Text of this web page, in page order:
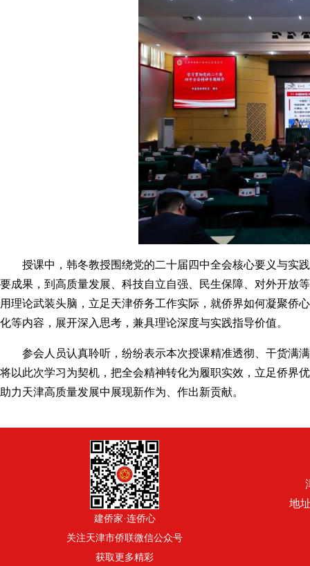
授课中，韩冬教授围绕党的二十届四中全会核心要义与实践
要成果，到高质量发展、科技自立自强、民生保障、对外开放
用理论武装头脑，立足天津侨务工作实际，就侨界如何凝聚侨
化等内容，展开深入思考，兼具理论深度与实践指导价值。
参会人员认真聆听，纷纷表示本次授课精准透彻、干货满满
将以此次学习为契机，把全会精神转化为履职实效，立足侨界
助力天津高质量发展中展现新作为、作出新贡献。
建侨家·连侨心
关注天津市侨联微信公众号
获取更多精彩
地